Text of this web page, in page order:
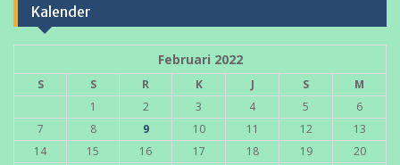
Kalender
Februari 2022
S S R K J S
M
1
2 3 4 5
6
7
8 9 10 11 12
13
14
15 16 17 18 19
20